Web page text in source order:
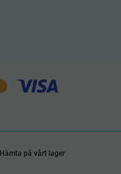
Hämta på vårt lager